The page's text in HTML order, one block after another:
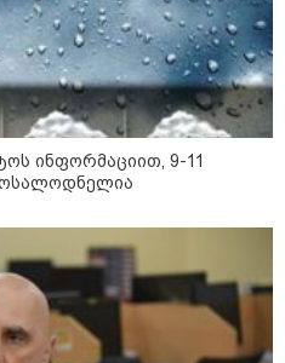
/ 08-08-2026
ეს არის სამშობლოს
- როგორ ეხმაურება
გვარამია აგვისტოს ომთან
ირაკლი
განცხადებას?
ინფორმაციით, 9-11